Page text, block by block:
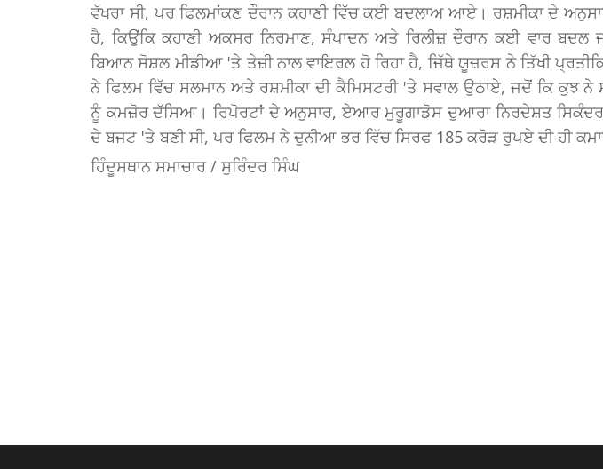
ਵੱਖਰਾ ਸੀ, ਪਰ ਫਿਲਮਾਂਕਣ ਦੌਰਾਨ ਕਹਾਣੀ ਵਿੱਚ ਕਈ ਬਦਲਾਅ ਆਏ। ਰਸ਼ਮੀਕਾ ਦੇ
ਹੈ, ਕਿਉਂਕਿ ਕਹਾਣੀ ਅਕਸਰ ਨਿਰਮਾਣ, ਸੰਪਾਦਨ ਅਤੇ ਰਿਲੀਜ਼ ਦੌਰਾਨ ਕਈ ਵਾਰ ਬਦਲ
ਬਿਆਨ ਸੋਸ਼ਲ ਮੀਡੀਆ 'ਤੇ ਤੇਜ਼ੀ ਨਾਲ ਵਾਇਰਲ ਹੋ ਰਿਹਾ ਹੈ, ਜਿੱਥੇ ਯੂਜ਼ਰਸ ਨੇ ਤਿੱਖੀ
ਨੇ ਫਿਲਮ ਵਿੱਚ ਸਲਮਾਨ ਅਤੇ ਰਸ਼ਮੀਕਾ ਦੀ ਕੈਮਿਸਟਰੀ 'ਤੇ ਸਵਾਲ ਉਠਾਏ, ਜਦੋਂ ਕਿ ਕੁਝ
ਨੂੰ ਕਮਜ਼ੋਰ ਦੱਸਿਆ। ਰਿਪੋਰਟਾਂ ਦੇ ਅਨੁਸਾਰ, ਏਆਰ ਮੁਰੂਗਾਡੋਸ ਦੁਆਰਾ ਨਿਰਦੇਸ਼ਤ
ਦੇ ਬਜਟ 'ਤੇ ਬਣੀ ਸੀ, ਪਰ ਫਿਲਮ ਨੇ ਦੁਨੀਆ ਭਰ ਵਿੱਚ ਸਿਰਫ 185 ਕਰੋੜ ਰੁਪਏ ਦੀ ਹੀ
ਹਿੰਦੂਸਥਾਨ ਸਮਾਚਾਰ / ਸੁਰਿੰਦਰ ਸਿੰਘ